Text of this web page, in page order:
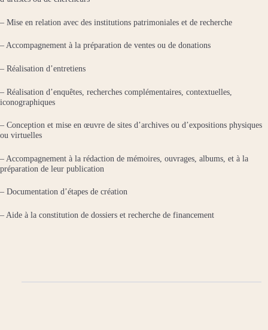
– Mise en relation avec des institutions patrimoniales et de recherche
– Accompagnement à la préparation de ventes ou de donations
– Réalisation d’entretiens
– Réalisation d’enquêtes, recherches complémentaires, contextuelles,
iconographiques
– Conception et mise en œuvre de sites d’archives ou d’expositions physiques
ou virtuelles
– Accompagnement à la rédaction de mémoires, ouvrages, albums, et à la
préparation de leur publication
– Documentation d’étapes de création
– Aide à la constitution de dossiers et recherche de financement